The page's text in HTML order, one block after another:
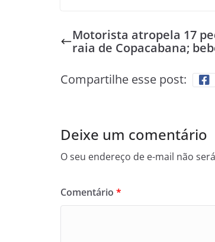
Motorista atropela 17
raia de Copacabana;
Compartilhe esse post:
Deixe um comentário
O seu endereço de e-mail não
Comentário *